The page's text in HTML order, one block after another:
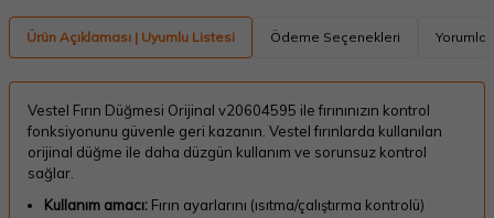
Ürün Açıklaması | Uyumlu Listesi Ödeme Seçenekleri Yorumlar
Vestel Fırın Düğmesi Orijinal v20604595 ile fırınınızın kontrol
fonksiyonunu güvenle geri kazanın. Vestel fırınlarda kullanılan
orijinal düğme ile daha düzgün kullanım ve sorunsuz kontrol
sağlar.
Kullanım amacı: Fırın ayarlarını (ısıtma/çalıştırma kontrolü)